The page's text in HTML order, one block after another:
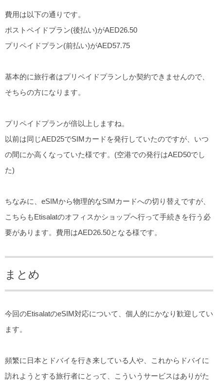
費用は以下の通りです。
ポストペイドプラン(後払い)がAED26.50
プリペイドプラン(前払い)がAED57.75
基本的に旅行者はプリペイドプランしか契約できませんので、
そちらの方になります。
プリペイドプランが倍以上しますね。
以前は同じAED25でSIMカードを発行していたのですが、いつ
の間にか高くなっていた様です。(空港での発行はAED50でし
た)
ちなみに、eSIMから物理的なSIMカードへの切り替えですが、
こちらもEtisalatのオフィスかショップへ行って手続きを行う必
要があります。費用はAED26.50となる様です。
まとめ
今回のEtisalatのeSIM対応について、個人的にかなり歓迎してい
ます。
頻繁に日本とドバイを行き来している人や、これからドバイに
訪れようとする旅行者にとって、こういうサービスはありがた